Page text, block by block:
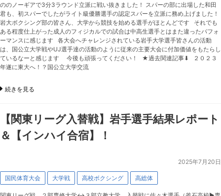
ののノーギアで3分3ラウンド立派に戦い抜きました！ スパーの部に出場した和田
君も、初スパーでしたがライト級優勝選手の認定スパーを立派に務め上げました！
岩大ボクシング部の皆さん、大学から競技を始める選手がほとんどです それでも
ある程度仕上がった成人のフィジカルでの試合は中高生選手とはまた違ったパフォ
ーマンスに感じます 各大会へチャレンジされている岩手大学選手皆さんの活動
は、国公立大学戦やUJ選手達の活動のように従来の主要大会に付加価値をもたらし
ているなーと感じます 今後も頑張ってください！ ★過去関連記事⬇︎ ２０２３
年遂に東大へ！？国公立大学交流
続きを見る
【関東リーグ入替戦】岩手選手結果レポート
＆【インハイ合宿】！
2025年7月20日
国民体育大会 大学戦 高校ボクシング 高総体